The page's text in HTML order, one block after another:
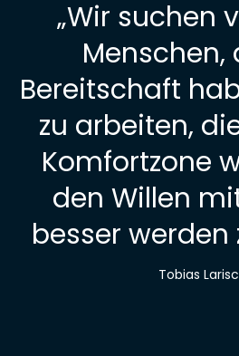
„Wir suchen
Menschen,
Bereitschaft
zu arbeiten,
Komfortzone
den Willen
besser werden
Tobias